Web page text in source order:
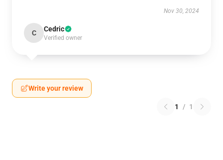
Nov 30, 2024
C Cedric
Verified owner
Write your review
1 / 1